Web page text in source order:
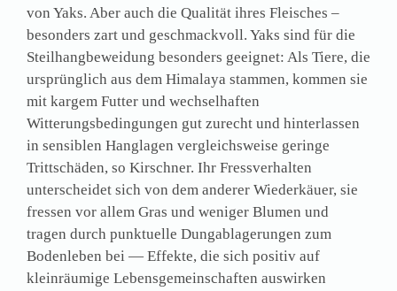
von Yaks. Aber auch die Qualität ihres Fleisches –
besonders zart und geschmackvoll. Yaks sind für die
Steilhangbeweidung besonders geeignet: Als Tiere, die
ursprünglich aus dem Himalaya stammen, kommen sie
mit kargem Futter und wechselhaften
Witterungsbedingungen gut zurecht und hinterlassen
in sensiblen Hanglagen vergleichsweise geringe
Trittschäden, so Kirschner. Ihr Fressverhalten
unterscheidet sich von dem anderer Wiederkäuer, sie
fressen vor allem Gras und weniger Blumen und
tragen durch punktuelle Dungablagerungen zum
Bodenleben bei — Effekte, die sich positiv auf
kleinräumige Lebensgemeinschaften auswirken